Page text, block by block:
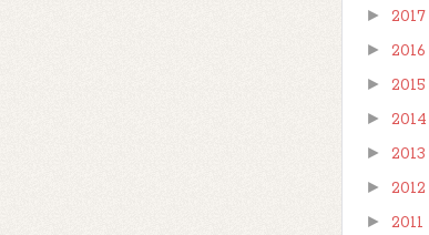
► 2017
► 2016
► 2015
► 2014
► 2013
► 2012
► 2011